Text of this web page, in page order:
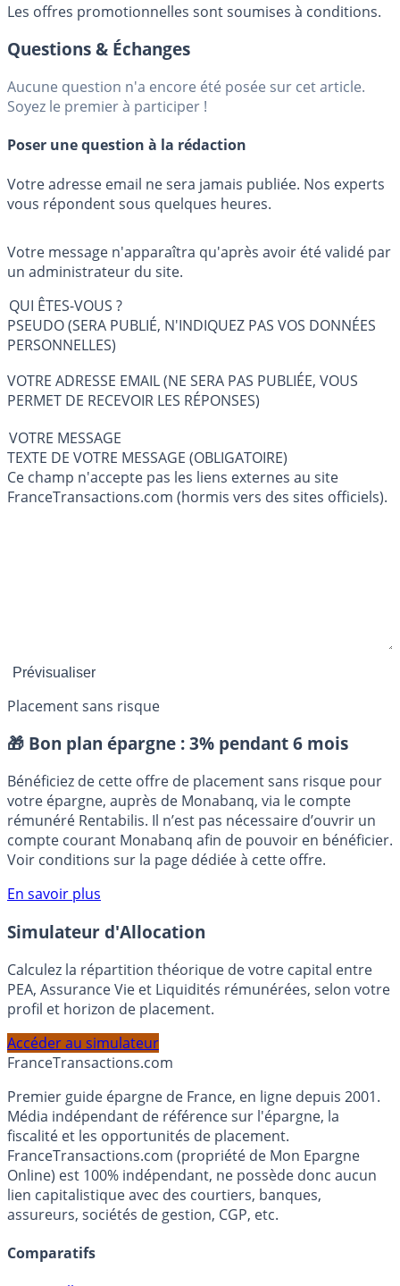
Les offres promotionnelles sont soumises à conditions.
Questions & Échanges
Aucune question n'a encore été posée sur cet article.
Soyez le premier à participer !
Poser une question à la rédaction
Votre adresse email ne sera jamais publiée. Nos experts
vous répondent sous quelques heures.
Votre message n'apparaîtra qu'après avoir été validé par
un administrateur du site.
QUI ÊTES-VOUS ?
PSEUDO (SERA PUBLIÉ, N'INDIQUEZ PAS VOS DONNÉES
PERSONNELLES)
VOTRE ADRESSE EMAIL (NE SERA PAS PUBLIÉE, VOUS
PERMET DE RECEVOIR LES RÉPONSES)
VOTRE MESSAGE
TEXTE DE VOTRE MESSAGE (OBLIGATOIRE)
Ce champ n'accepte pas les liens externes au site
FranceTransactions.com (hormis vers des sites officiels).
Placement sans risque
🎁 Bon plan épargne : 3% pendant 6 mois
Bénéficiez de cette offre de placement sans risque pour
votre épargne, auprès de Monabanq, via le compte
rémunéré Rentabilis. Il n’est pas nécessaire d’ouvrir un
compte courant Monabanq afin de pouvoir en bénéficier.
Voir conditions sur la page dédiée à cette offre.
En savoir plus
Simulateur d'Allocation
Calculez la répartition théorique de votre capital entre
PEA, Assurance Vie et Liquidités rémunérées, selon votre
profil et horizon de placement.
Accéder au simulateur
FranceTransactions.com
Premier guide épargne de France, en ligne depuis 2001.
Média indépendant de référence sur l'épargne, la
fiscalité et les opportunités de placement.
FranceTransactions.com (propriété de Mon Epargne
Online) est 100% indépendant, ne possède donc aucun
lien capitalistique avec des courtiers, banques,